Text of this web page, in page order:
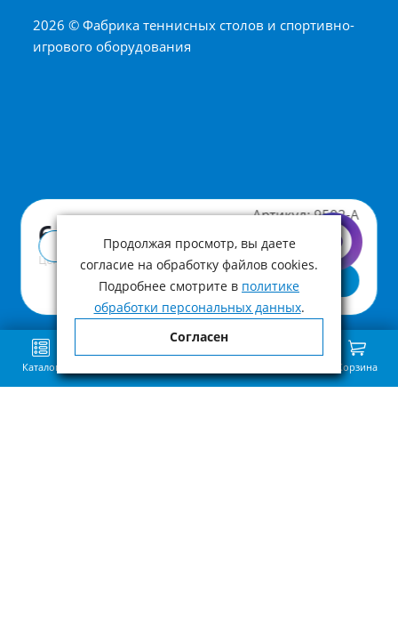
Артикул: 9502-A
6 270 ₽
Цена с учетом НДС
В корзину
Купить в 1 клик
2026 © Фабрика теннисных столов и спортивно-
игрового оборудования
Каталог Корзина
Продолжая просмотр, вы даете
согласие на обработку файлов cookies.
Подробнее смотрите в политике
обработки персональных данных.
Согласен